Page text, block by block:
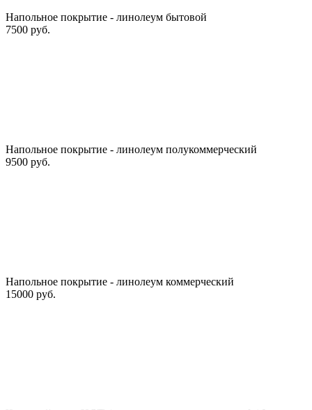
Напольное покрытие - линолеум бытовой
7500 руб.
Напольное покрытие - линолеум полукоммерческий
9500 руб.
Напольное покрытие - линолеум коммерческий
15000 руб.